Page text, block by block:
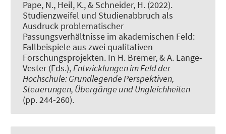
Pape, N., Heil, K., & Schneider, H. (2022).
Studienzweifel und Studienabbruch als
Ausdruck problematischer
Passungsverhältnisse im akademischen Feld:
Fallbeispiele aus zwei qualitativen
Forschungsprojekten. In H. Bremer, & A. Lange-
Vester (Eds.),Entwicklungen im Feld der
Hochschule: Grundlegende Perspektiven,
Steuerungen, Übergänge und Ungleichheiten
(pp. 244-260).